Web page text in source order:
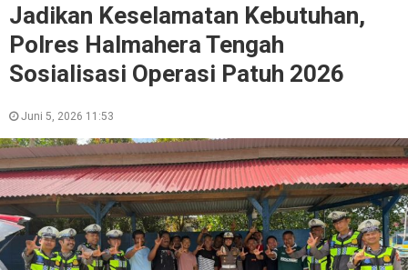
Jadikan Keselamatan Kebutuhan,
Polres Halmahera Tengah
Sosialisasi Operasi Patuh 2026
Juni 5, 2026 11:53